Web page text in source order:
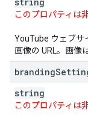
このプロパティは
YouTube ウェブサ
画像の URL。画像
branding
string
このプロパティは